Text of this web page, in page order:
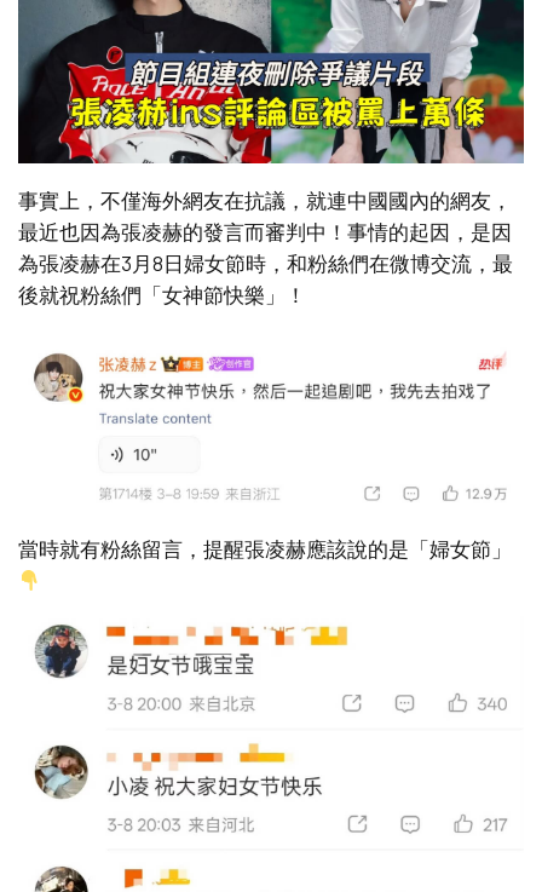
事實上，不僅海外網友在抗議，就連中國國內的網友，
最近也因為張凌赫的發言而審判中！事情的起因，是因
為張凌赫在3月8日婦女節時，和粉絲們在微博交流，最
後就祝粉絲們「女神節快樂」！
當時就有粉絲留言，提醒張凌赫應該說的是「婦女節」